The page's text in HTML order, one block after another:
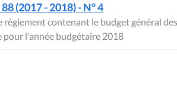
(2017 - 2018) - N° 4
règlement contenant le budget général
pour l'année budgétaire 2018